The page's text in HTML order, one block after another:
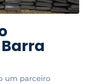
um parceiro